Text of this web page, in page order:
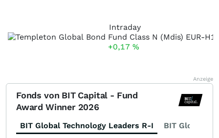
Intraday
+0,17 %
Anzeige
Fonds von BIT Capital - Fund
Award Winner 2026
BIT Global Technology Leaders R-I BIT Global